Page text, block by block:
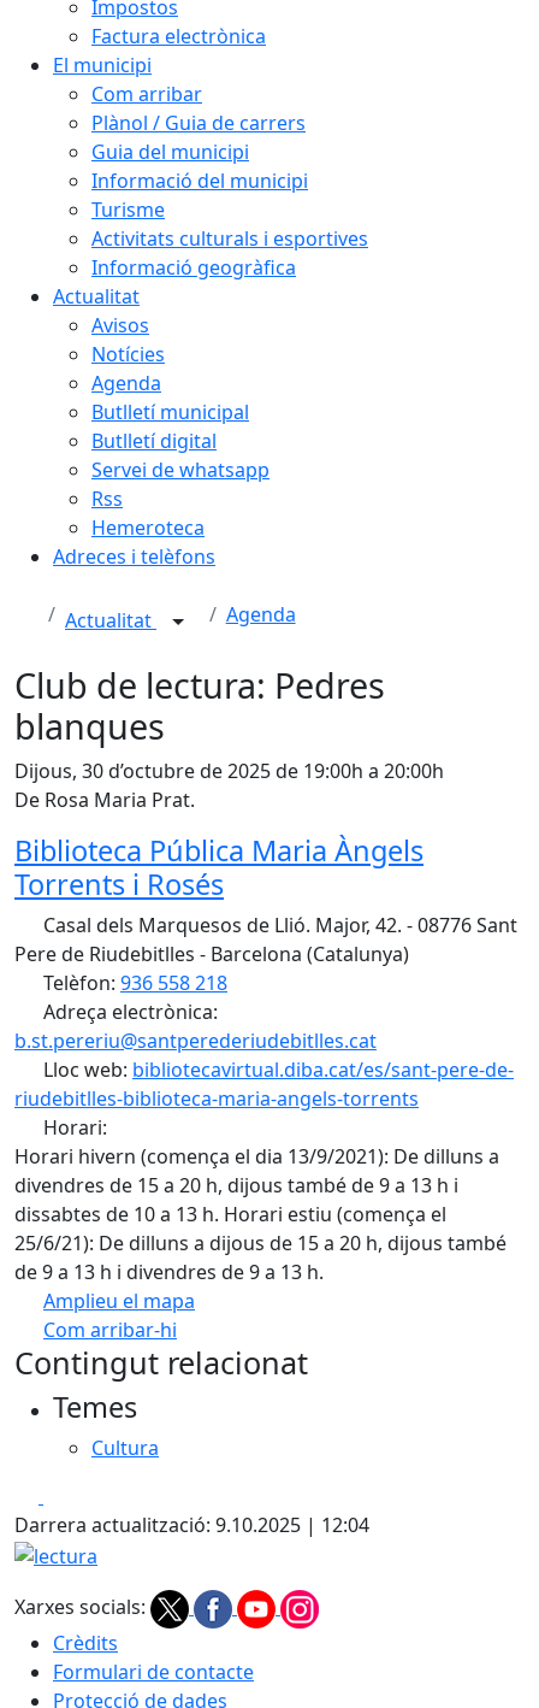
Impostos
Factura electrònica
El municipi
Com arribar
Plànol / Guia de carrers
Guia del municipi
Informació del municipi
Turisme
Activitats culturals i esportives
Informació geogràfica
Actualitat
Avisos
Notícies
Agenda
Butlletí municipal
Butlletí digital
Servei de whatsapp
Rss
Hemeroteca
Adreces i telèfons
Actualitat Agenda
Club de lectura: Pedres
blanques
Dijous, 30 d’octubre de 2025 de 19:00h a 20:00h
De Rosa Maria Prat.
Biblioteca Pública Maria Àngels
Torrents i Rosés
Casal dels Marquesos de Llió. Major, 42. - 08776 Sant
Pere de Riudebitlles - Barcelona (Catalunya)
Telèfon: 936 558 218
Adreça electrònica:
b.st.pereriu@santperederiudebitlles.cat
Lloc web: bibliotecavirtual.diba.cat/es/sant-pere-de-
riudebitlles-biblioteca-maria-angels-torrents
Horari:
Horari hivern (comença el dia 13/9/2021): De dilluns a
divendres de 15 a 20 h, dijous també de 9 a 13 h i
dissabtes de 10 a 13 h. Horari estiu (comença el
25/6/21): De dilluns a dijous de 15 a 20 h, dijous també
de 9 a 13 h i divendres de 9 a 13 h.
Amplieu el mapa
Com arribar-hi
+
Contingut relacionat
Temes
Cultura
Darrera actualització: 9.10.2025 | 12:04
lectura
Xarxes socials:
Crèdits
Formulari de contacte
Protecció de dades